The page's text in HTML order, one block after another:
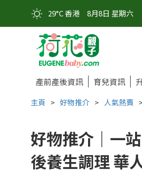
29°C 香港 8月8日 星期六
產前產後資訊 育兒資訊
主頁 > 好物推介 > 人氣熱賣 >
好物推介｜一
後養生調理 華